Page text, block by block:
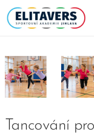
Tancování